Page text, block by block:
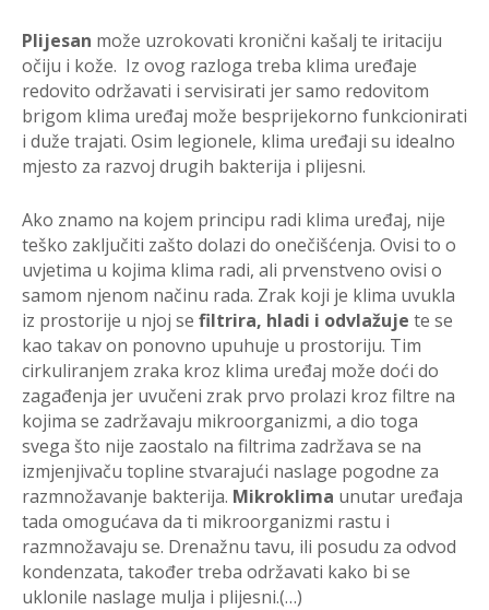
Plijesan može uzrokovati kronični kašalj te iritaciju
očiju i kože. Iz ovog razloga treba klima uređaje
redovito održavati i servisirati jer samo redovitom
brigom klima uređaj može besprijekorno funkcionirati
i duže trajati. Osim legionele, klima uređaji su idealno
mjesto za razvoj drugih bakterija i plijesni.
Ako znamo na kojem principu radi klima uređaj, nije
teško zaključiti zašto dolazi do onečišćenja. Ovisi to o
uvjetima u kojima klima radi, ali prvenstveno ovisi o
samom njenom načinu rada. Zrak koji je klima uvukla
iz prostorije u njoj se filtrira, hladi i odvlažuje te se
kao takav on ponovno upuhuje u prostoriju. Tim
cirkuliranjem zraka kroz klima uređaj može doći do
zagađenja jer uvučeni zrak prvo prolazi kroz filtre na
kojima se zadržavaju mikroorganizmi, a dio toga
svega što nije zaostalo na filtrima zadržava se na
izmjenjivaču topline stvarajući naslage pogodne za
razmnožavanje bakterija. Mikroklima unutar uređaja
tada omogućava da ti mikroorganizmi rastu i
razmnožavaju se. Drenažnu tavu, ili posudu za odvod
kondenzata, također treba održavati kako bi se
uklonile naslage mulja i plijesni.(…)